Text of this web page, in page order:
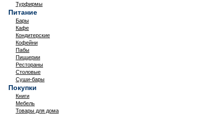
Турфирмы
Питание
Бары
Кафе
Кондитерские
Кофейни
Пабы
Пиццерии
Рестораны
Столовые
Суши-бары
Покупки
Книги
Мебель
Товары для дома